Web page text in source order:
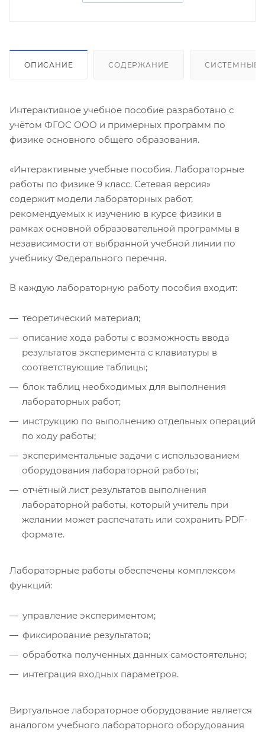
ОПИСАНИЕ СОДЕРЖАНИЕ СИСТЕМНЫЕ
Интерактивное учебное пособие разработано с
учётом ФГОС ООО и примерных программ по
физике основного общего образования.
«Интерактивные учебные пособия. Лабораторные
работы по физике 9 класс. Сетевая версия»
содержит модели лабораторных работ,
рекомендуемых к изучению в курсе физики в
рамках основной образовательной программы в
независимости от выбранной учебной линии по
учебнику Федерального перечня.
В каждую лабораторную работу пособия входит:
теоретический материал;
описание хода работы с возможность ввода
результатов эксперимента с клавиатуры в
соответствующие таблицы;
блок таблиц необходимых для выполнения
лабораторных работ;
инструкцию по выполнению отдельных операций
по ходу работы;
экспериментальные задачи с использованием
оборудования лабораторной работы;
отчётный лист результатов выполнения
лабораторной работы, который учитель при
желании может распечатать или сохранить PDF-
формате.
Лабораторные работы обеспечены комплексом
функций:
управление экспериментом;
фиксирование результатов;
обработка полученных данных самостоятельно;
интеграция входных параметров.
Виртуальное лабораторное оборудование является
аналогом учебного лабораторного оборудования